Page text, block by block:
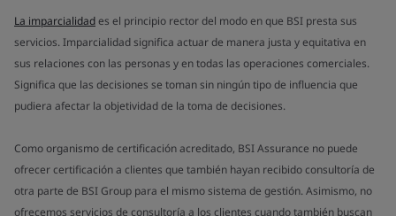
La imparcialidades el principio rector del modo en que BSI presta sus
servicios. Imparcialidad significa actuar de manera justa y equitativa en
sus relaciones con las personas y en todas las operaciones comerciales.
Significa que las decisiones se toman sin ningún tipo de influencia que
pudiera afectar la objetividad de la toma de decisiones.
Como organismo de certificación acreditado, BSI Assurance no puede
ofrecer certificación a clientes que también hayan recibido consultoría de
otra parte de BSI Group para el mismo sistema de gestión. Asimismo, no
ofrecemos servicios de consultoría a los clientes cuando también buscan